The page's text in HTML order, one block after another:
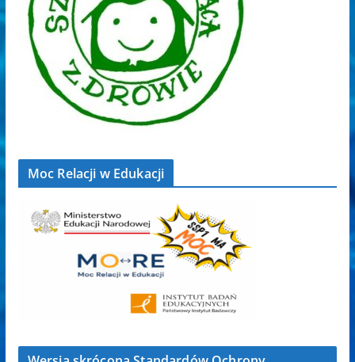
Moc Relacji w Edukacji